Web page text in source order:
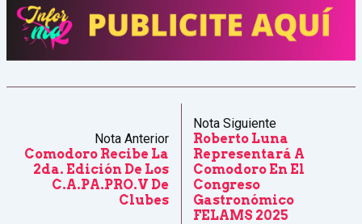
Nota Anterior
Comodoro Recibe La
2da. Edición De Los
C.A.PA.PRO.V De
Clubes
Nota Siguiente
Roberto Luna
Representará A
Comodoro En El
Congreso
Gastronómico
FELAMS 2025